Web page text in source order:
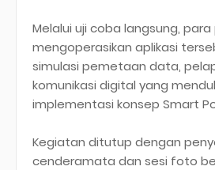
Melalui uji coba langsung,
mengoperasikan aplikasi
simulasi pemetaan data,
komunikasi digital yang
implementasi konsep Smart
Kegiatan ditutup dengan
cenderamata dan sesi foto